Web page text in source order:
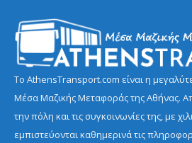
Το AthensTransport.com είναι η
Μέσα Μαζικής Μεταφοράς της Αθήνας.
την πόλη και τις συγκοινωνίες της, με
εμπιστεύονται καθημερινά τις